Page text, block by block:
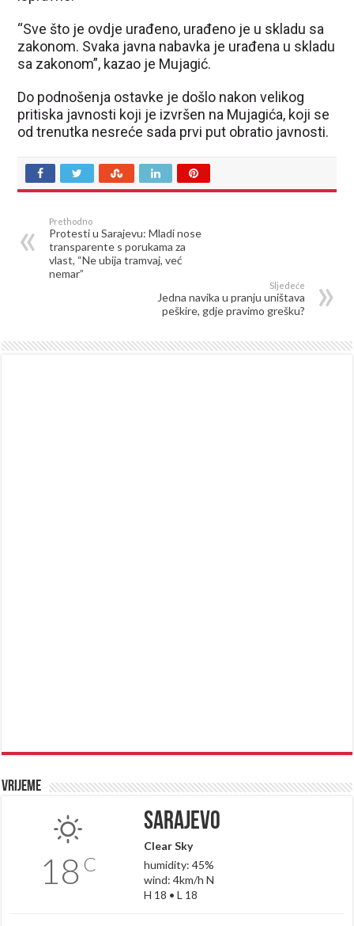
“Sve što je ovdje urađeno, urađeno je u skladu sa
zakonom. Svaka javna nabavka je urađena u skladu
sa zakonom”, kazao je Mujagić.
Do podnošenja ostavke je došlo nakon velikog
pritiska javnosti koji je izvršen na Mujagića, koji se
od trenutka nesreće sada prvi put obratio javnosti.
Prethodno
Protesti u Sarajevu: Mladi nose
transparente s porukama za
vlast, “Ne ubija tramvaj, već
nemar”
Sljedeće
Jedna navika u pranju uništava
peškire, gdje pravimo grešku?
Vrijeme
18 C
Sarajevo
Clear Sky
humidity: 45%
wind: 4km/h N
H 18 • L 18